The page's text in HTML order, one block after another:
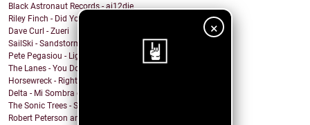
×
Black Astronaut Records - ai12die
Riley Finch - Did You Even Flinch?
Dave Curl - Zueri
SailSki - Sandstorm Silence
Pete Pegasiou - Lightbulb Moment
The Lanes - You Don't Know Her
Horsewreck - Right Mind
Delta - Mi Sombra en la Pared (Miguel Mateos Cover)
The Sonic Trees - Silence
Robert Peterson and The Crusade - Sometime